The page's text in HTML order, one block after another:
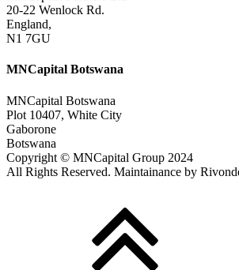
20-22 Wenlock Rd.
England,
N1 7GU
MNCapital Botswana
MNCapital Botswana
Plot 10407, White City
Gaborone
Botswana
Copyright © MNCapital Group 2024
All Rights Reserved. Maintainance by